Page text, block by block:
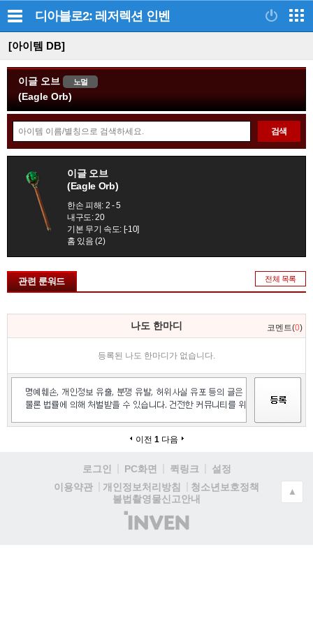
디아블로2: 레저렉션 인벤
[아이템 DB]
이글 오브 노멀
(Eagle Orb)
아
이
템
검색
이글 오브
(Eagle Orb)
한손 피해: 2 - 5
내구도: 20
기본 무기 속도: [-10]
홈 있음 (2)
관련 룬워드 전체 목록
댓
나도 한마디 코멘트(0)
등록된 나도 한마디가 없습니다.
이전 1 다음
로그인 PC화면 퀵링크
설정
이용약관
개인정보처리방침
청소년보호정책
불법촬영물신고안내
(주)
인
▲